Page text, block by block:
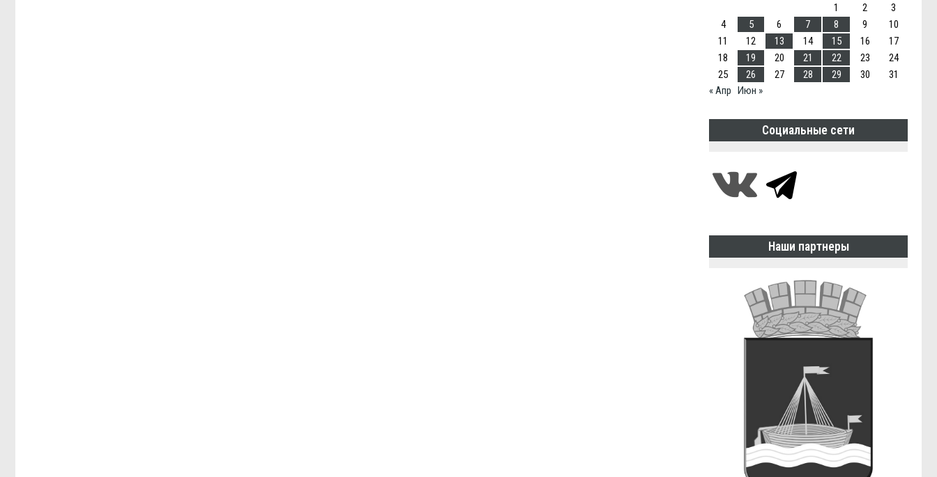
1
2
3
4
5 6 7 8 9
10
11
12 13 14 15 16
17
18
19 20 21 22 23
24
25
26 27 28 29 30
31
« Апр Июн »
Социальные сети
Наши партнеры